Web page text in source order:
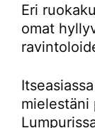
Eri
omat
mielestäni